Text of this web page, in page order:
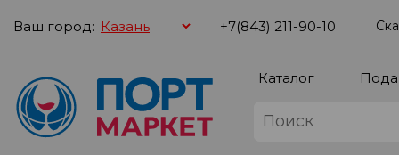
Ваш город: +7(843) 211-90-10
Каталог